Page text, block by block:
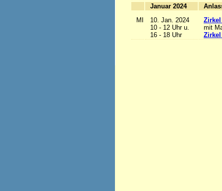
Januar 2024
MI
10. Jan. 2024
10 - 12 Uhr u.
16 - 18 Uhr
mit